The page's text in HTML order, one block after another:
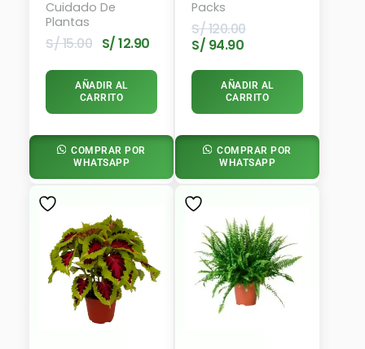
Cuidado De
Plantas
S/15.00 S/12.90
AÑADIR AL
CARRITO
COMPRAR POR
WHATSAPP
Llamaplata +
Hiedra Inglesa
Packs
S/120.00
S/ 94.90
AÑADIR AL
CARRITO
COMPRAR POR
WHATSAPP